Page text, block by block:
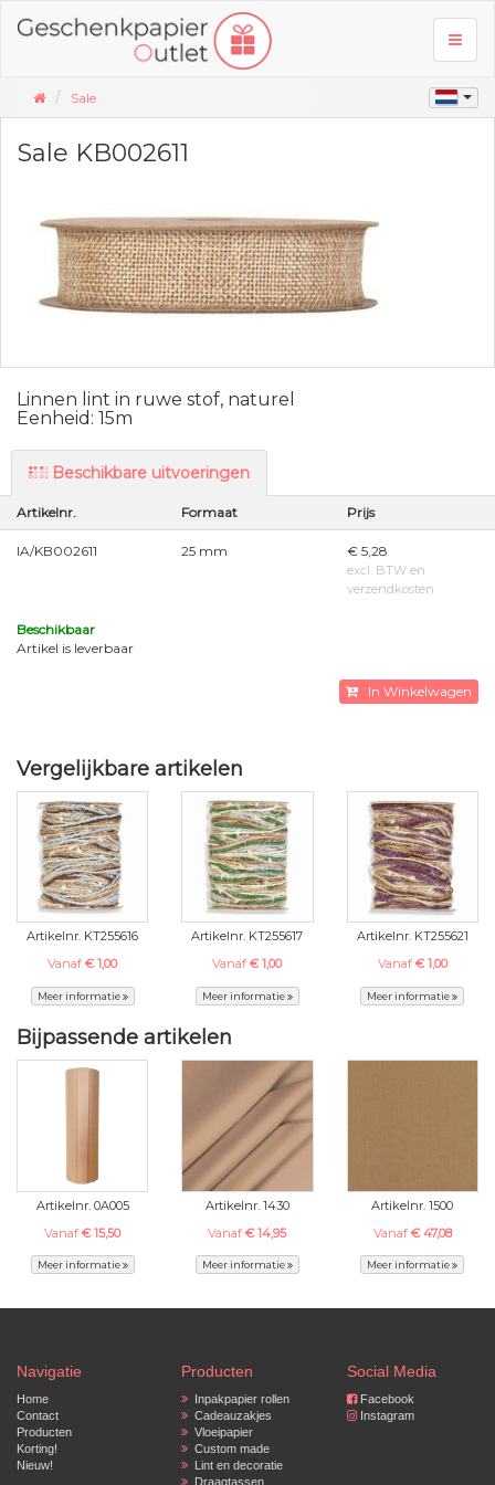
Sale
Sale KB002611
Linnen lint in ruwe stof, naturel
Eenheid: 15m
Beschikbare uitvoeringen
Artikelnr. Formaat Prijs
IA/KB002611 25 mm € 5,28
excl. BTW en
verzendkosten
Beschikbaar
Artikel is leverbaar
In Winkelwagen
Vergelijkbare artikelen
Artikelnr. KT255616
Vanaf€ 1,00
Meer informatie
Artikelnr. KT255617
Vanaf€ 1,00
Meer informatie
Artikelnr. KT255621
Vanaf € 1,00
Meer informatie
Bijpassende artikelen
Artikelnr. 0A005
Vanaf€ 15,50
Meer informatie
Artikelnr. 1430
Vanaf€ 14,95
Meer informatie
Artikelnr. 1500
Vanaf € 47,08
Meer informatie
Navigatie
Home
Contact
Producten
Korting!
Nieuw!
Producten
Inpakpapier rollen
Cadeauzakjes
Vloeipapier
Custom made
Lint en decoratie
Draagtassen
Social Media
Facebook
Instagram